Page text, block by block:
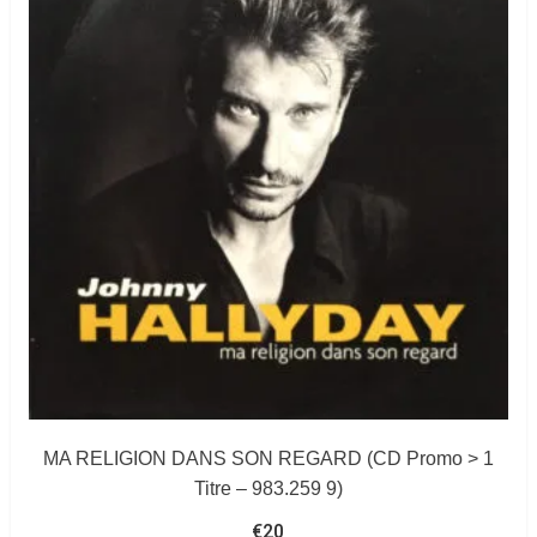
MA RELIGION DANS SON REGARD (CD Promo > 1
Titre – 983.259 9)
€20